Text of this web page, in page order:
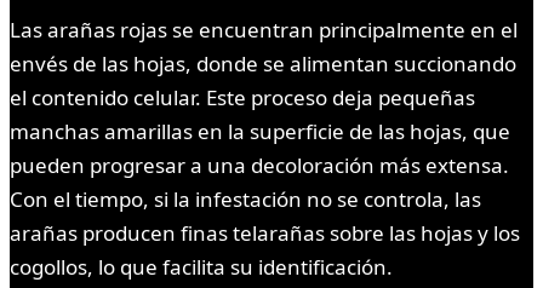
Las arañas rojas se encuentran principalmente en el
envés de las hojas, donde se alimentan succionando
el contenido celular. Este proceso deja pequeñas
manchas amarillas en la superficie de las hojas, que
pueden progresar a una decoloración más extensa.
Con el tiempo, si la infestación no se controla, las
arañas producen finas telarañas sobre las hojas y los
cogollos, lo que facilita su identificación.